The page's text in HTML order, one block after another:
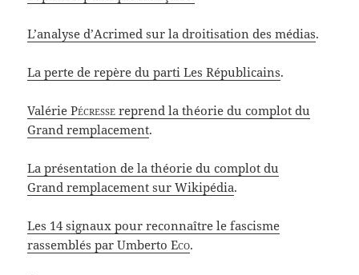
L’analyse d’Acrimed sur la droitisation des médias.
La perte de repère du parti Les Républicains.
ValériePécresse reprend la théorie du complot du
Grand remplacement.
La présentation de la théorie du complot du
Grand remplacement sur Wikipédia.
Les 14 signaux pour reconnaître le fascisme
rassemblés par UmbertoEco.